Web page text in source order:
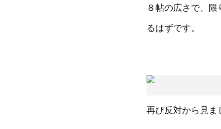
８帖の広さで、
るはずです。
再び反対から見ま